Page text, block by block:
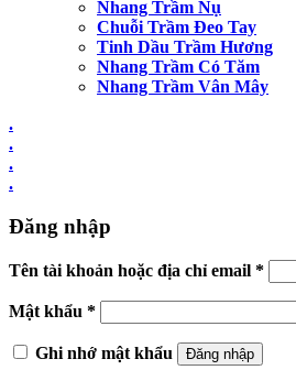
Nhang Trầm Nụ
Chuỗi Trầm Đeo Tay
Tinh Dầu Trầm Hương
Nhang Trầm Có Tăm
Nhang Trầm Vân Mây
.
.
.
.
Đăng nhập
Tên tài khoản hoặc địa chỉ email *
Mật khẩu *
Ghi nhớ mật khẩu Đăng nhập